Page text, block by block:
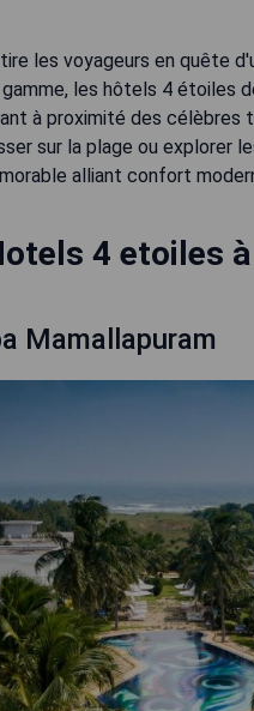
les voyageurs en quête
les hôtels 4
à proximité des célèbres
sur la plage ou explorer
alliant confort
4 etoiles
Mamallapuram